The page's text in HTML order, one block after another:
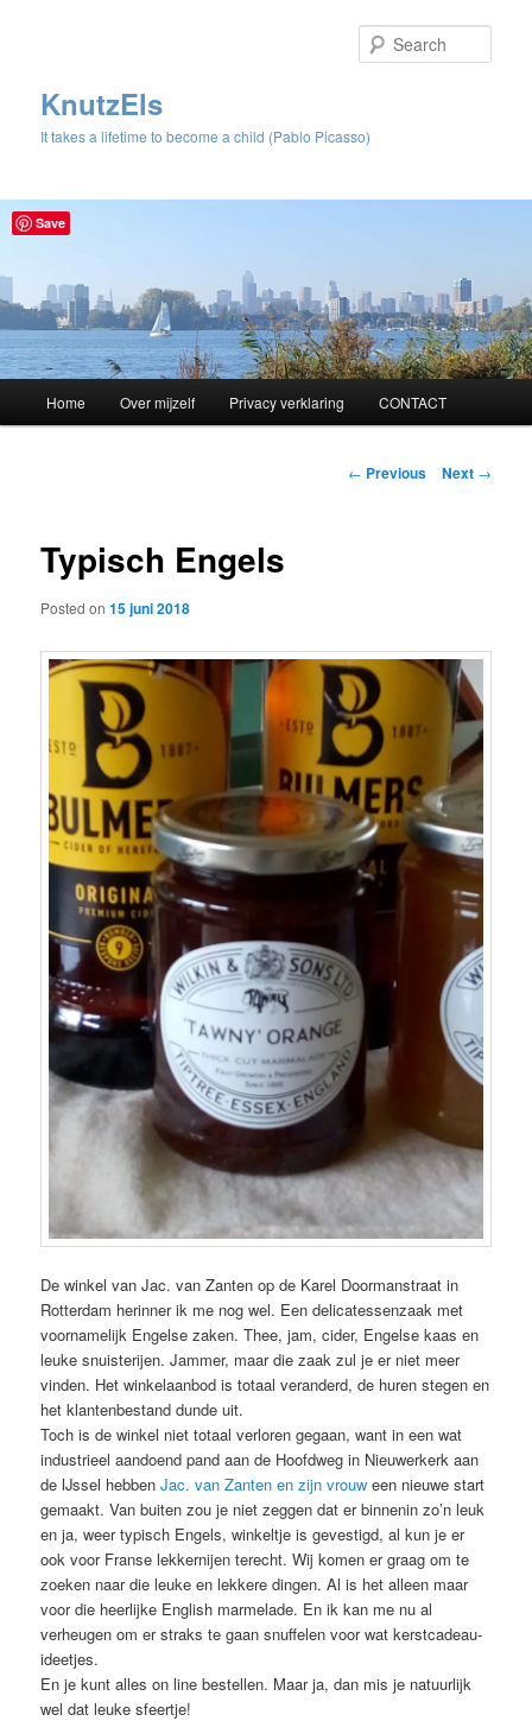
KnutzEls
It takes a lifetime to become a child (Pablo Picasso)
Skip
content
Home Over mijzelf Privacy verklaring CONTACT
Post
← Previous Next →
Typisch Engels
Posted on15 juni 2018
De winkel van Jac. van Zanten op de Karel Doormanstraat in
Rotterdam herinner ik me nog wel. Een delicatessenzaak met
voornamelijk Engelse zaken. Thee, jam, cider, Engelse kaas en
leuke snuisterijen. Jammer, maar die zaak zul je er niet meer
vinden. Het winkelaanbod is totaal veranderd, de huren stegen en
het klantenbestand dunde uit.
Toch is de winkel niet totaal verloren gegaan, want in een wat
industrieel aandoend pand aan de Hoofdweg in Nieuwerkerk aan
de IJssel hebbenJac. van Zanten en zijn vrouw een nieuwe start
gemaakt. Van buiten zou je niet zeggen dat er binnenin zo’n leuk
en ja, weer typisch Engels, winkeltje is gevestigd, al kun je er
ook voor Franse lekkernijen terecht. Wij komen er graag om te
zoeken naar die leuke en lekkere dingen. Al is het alleen maar
voor die heerlijke English marmelade. En ik kan me nu al
verheugen om er straks te gaan snuffelen voor wat kerstcadeau-
ideetjes.
En je kunt alles on line bestellen. Maar ja, dan mis je natuurlijk
wel dat leuke sfeertje!
Save